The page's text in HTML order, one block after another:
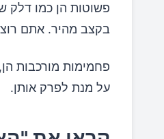
פשוטות הן כמו דלק
בקצב מהיר. אתם
פחמימות מורכבות
על מנת לפרק אותן.